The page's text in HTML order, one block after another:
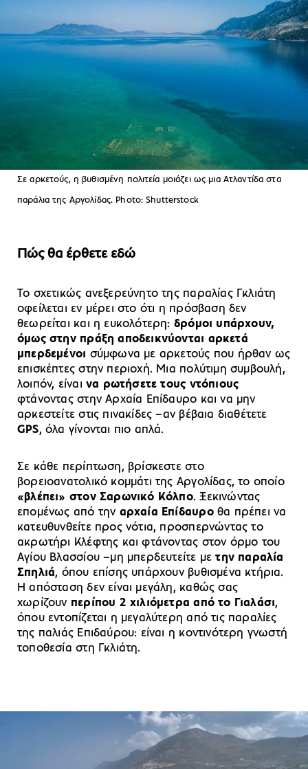
Σε αρκετούς, η βυθισμένη πολιτεία μοιάζει ως μια Ατλαντίδα στα
παράλια της Αργολίδας. Photo: Shutterstock
Πώς θα έρθετε εδώ
Το σχετικώς ανεξερεύνητο της παραλίας Γκλιάτη
οφείλεται εν μέρει στο ότι η πρόσβαση δεν
θεωρείται και η ευκολότερη: δρόμοι υπάρχουν,
όμως στην πράξη αποδεικνύονται αρκετά
μπερδεμένοι σύμφωνα με αρκετούς που ήρθαν ως
επισκέπτες στην περιοχή. Μια πολύτιμη συμβουλή,
λοιπόν, είναι να ρωτήσετε τους ντόπιους
φτάνοντας στην Αρχαία Επίδαυρο και να μην
αρκεστείτε στις πινακίδες –αν βέβαια διαθέτετε
GPS, όλα γίνονται πιο απλά.
Σε κάθε περίπτωση, βρίσκεστε στο
βορειοανατολικό κομμάτι της Αργολίδας, το οποίο
«βλέπει» στον Σαρωνικό Κόλπο. Ξεκινώντας
επομένως από την αρχαία Επίδαυροθα πρέπει να
κατευθυνθείτε προς νότια, προσπερνώντας το
ακρωτήρι Κλέφτης και φτάνοντας στον όρμο του
Αγίου Βλασσίου –μη μπερδευτείτε μετην παραλία
Σπηλιά, όπου επίσης υπάρχουν βυθισμένα κτήρια.
Η απόσταση δεν είναι μεγάλη, καθώς σας
χωρίζουν περίπου 2 χιλιόμετρα από το Γιαλάσι,
όπου εντοπίζεται η μεγαλύτερη από τις παραλίες
της παλιάς Επιδαύρου: είναι η κοντινότερη γνωστή
τοποθεσία στη Γκλιάτη.